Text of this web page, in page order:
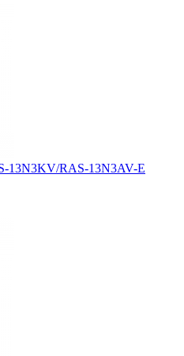
13N3KV/RAS-13N3AV-E